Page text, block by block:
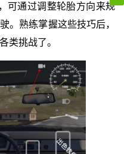
可通过调整轮胎方向来规
。熟练掌握这些技巧后，
类挑战了。